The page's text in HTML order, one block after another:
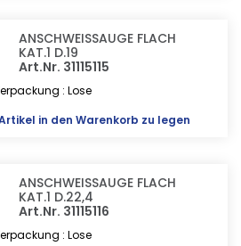
ANSCHWEISSAUGE FLACH
KAT.1 D.19
Art.Nr. 31115115
: Lose
in den Warenkorb zu legen
ANSCHWEISSAUGE FLACH
KAT.1 D.22,4
Art.Nr. 31115116
: Lose